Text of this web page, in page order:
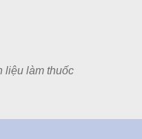
liệu làm thuốc